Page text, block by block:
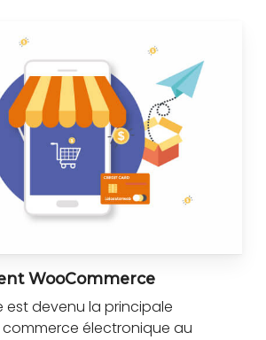
WooCommerce
est devenu la principale
électronique au